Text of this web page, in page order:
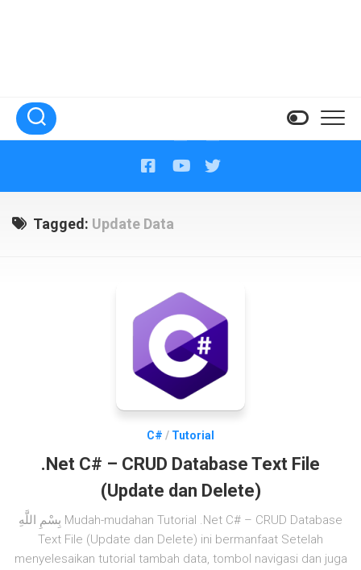
Tagged: Update Data
C# / Tutorial
.Net C# – CRUD Database Text File
(Update dan Delete)
بِسْمِ اللَّهِ Mudah-mudahan Tutorial .Net C# – CRUD Database
Text File (Update dan Delete) ini bermanfaat Setelah
menyelesaikan tutorial tambah data, tombol navigasi dan juga